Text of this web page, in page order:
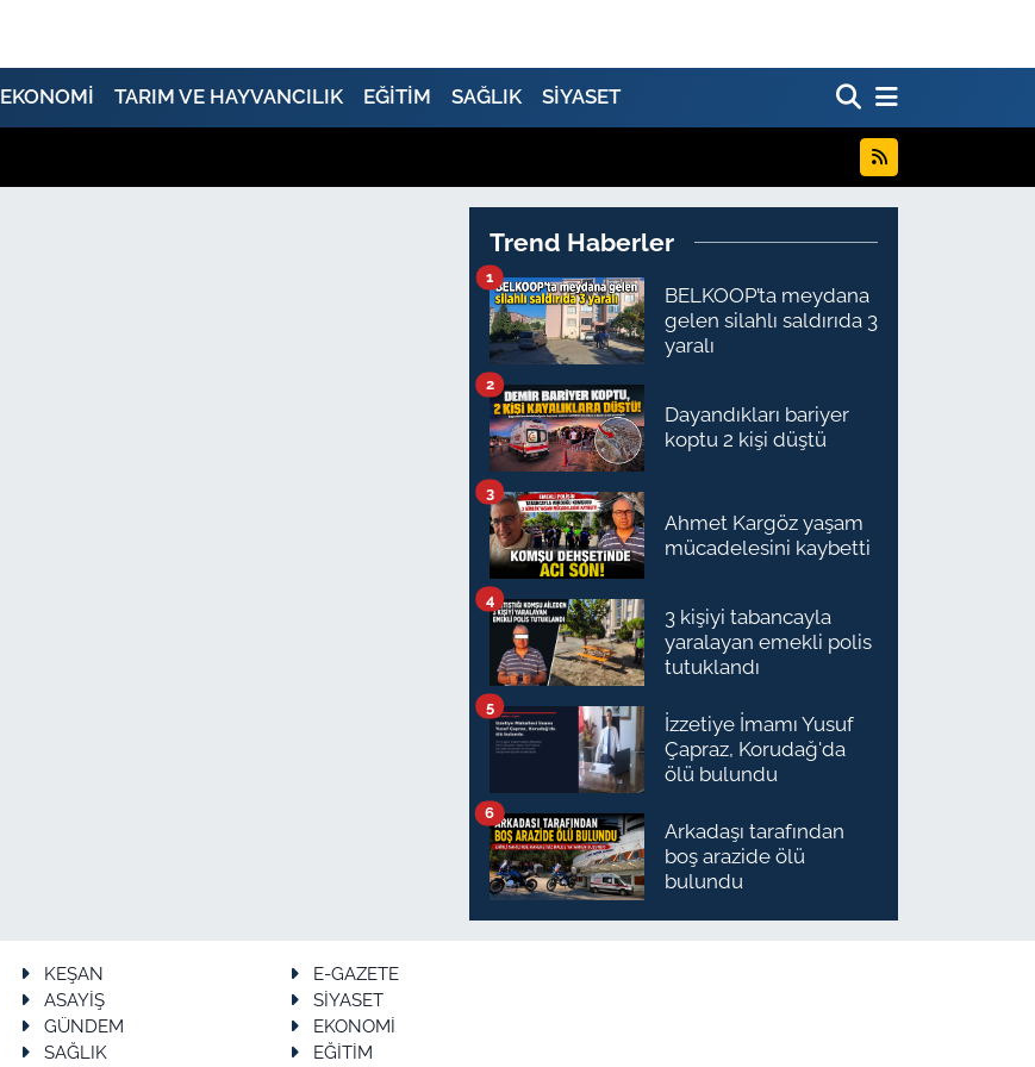
EKONOMİ TARIM VE HAYVANCILIK EĞİTİM SAĞLIK SİYASET
Trend Haberler
BELKOOP’ta meydana
gelen silahlı saldırıda 3
yaralı
1
Dayandıkları bariyer
koptu 2 kişi düştü
2
Ahmet Kargöz yaşam
mücadelesini kaybetti
3
3 kişiyi tabancayla
yaralayan emekli polis
tutuklandı
4
İzzetiye İmamı Yusuf
Çapraz, Korudağ'da
ölü bulundu
5
Arkadaşı tarafından
boş arazide ölü
bulundu
6
KEŞAN
E-GAZETE
ASAYİŞ
SİYASET
GÜNDEM
EKONOMİ
SAĞLIK
EĞİTİM